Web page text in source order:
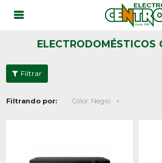

ELECTRODOMÉSTICOS
Filtrando por: Color: Negro